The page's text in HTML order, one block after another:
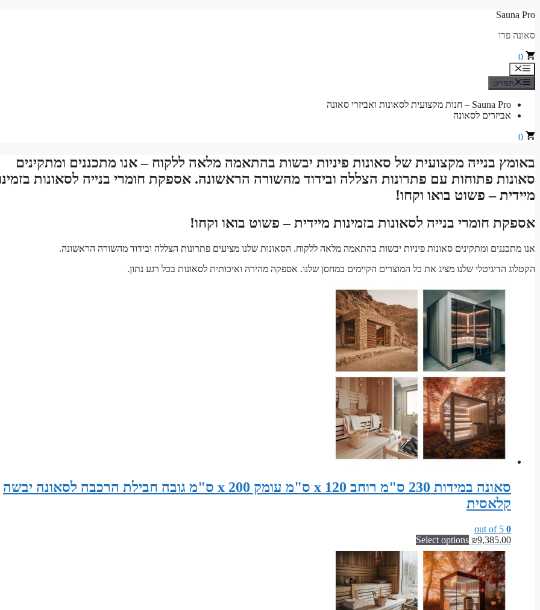
לדלג
Sauna Pro
סאונה פרו
0
תפריט
תפריט
Sauna Pro – חנות מקצועית לסאונות ואביזרי סאונה
אביזרים לסאונה
0
באומץ בנייה מקצועית של סאונות פיניות יבשות בהתאמה מלאה ללקוח – אנו מתכננים ומתקינים
סאונות פתוחות עם פתרונות הצללה ובידוד מהשורה הראשונה. אספקת חומרי בנייה לסאונות
מיידית – פשוט בואו וקחו!
אספקת חומרי בנייה לסאונות בזמינות מיידית – פשוט בואו וקחו!
אנו מתכננים ומתקינים סאונות פיניות יבשות בהתאמה מלאה ללקוח. הסאונות שלנו מציעים פתרונות הצללה ובידוד מהשורה הראשונה.
הקטלוג הדיגיטלי שלנו מציג את כל המוצרים הקיימים במחסן שלנו. אספקה מהירה ואיכותית לסאונות בכל רגע נתון.
סאונה במידות 230 ס"מ רוחב x 120 ס"מ עומק x 200 ס"מ גובה חבילת הרכבה לסאונה יבשה
קלאסית
0
₪9,385.00
Select options